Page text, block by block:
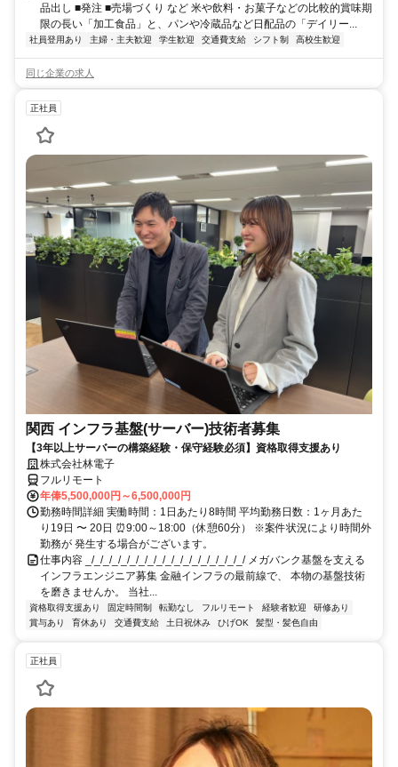
品出し ■発注 ■売場づくり など 米や飲料・お菓子などの比較的賞味期
限の長い「加工食品」と、パンや冷蔵品など日配品の「デイリー...
社員登用あり 主婦・主夫歓迎 学生歓迎 交通費支給 シフト制 高校生歓迎
同じ企業の求人
正社員
関西 インフラ基盤(サーバー)技術者募集
【3年以上サーバーの構築経験・保守経験必須】資格取得支援あり
株式会社林電子
フルリモート
年俸5,500,000円～6,500,000円
勤務時間詳細 実働時間：1日あたり8時間 平均勤務日数：1ヶ月あた
り19日 〜 20日 ⏰9:00～18:00（休憩60分） ※案件状況により時間外
勤務が 発生する場合がございます。
仕事内容 _/_/_/_/_/_/_/_/_/_/_/_/_/_/_/_/_/_/ メガバンク基盤を支える
インフラエンジニア募集 金融インフラの最前線で、 本物の基盤技術
を磨きませんか。 当社...
資格取得支援あり 固定時間制 転勤なし フルリモート 経験者歓迎
研修あり
賞与あり
育休あり 交通費支給 土日祝休み ひげOK 髪型・髪色自由
正社員